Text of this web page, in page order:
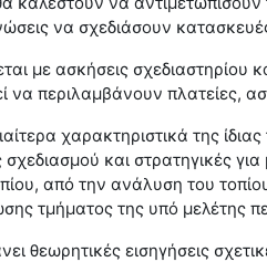
να σχεδιάσουν
με ασκήσεις
να περιλαμβάνουν πλατείες,
χαρακτηριστικά της
σχεδιασμού και στρατηγικές
από την ανάλυση του
τμήματος της υπό μελέτης
θεωρητικές εισηγήσεις